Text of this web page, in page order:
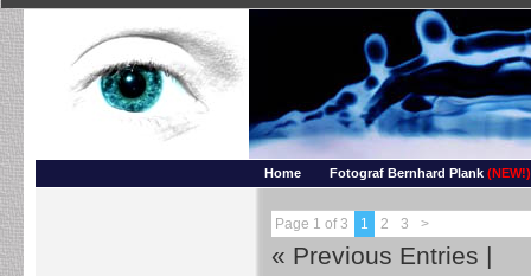
Home Fotograf Bernhard Plank (NEW!)
Page 1 of 3 1 2 3 >
« Previous Entries |